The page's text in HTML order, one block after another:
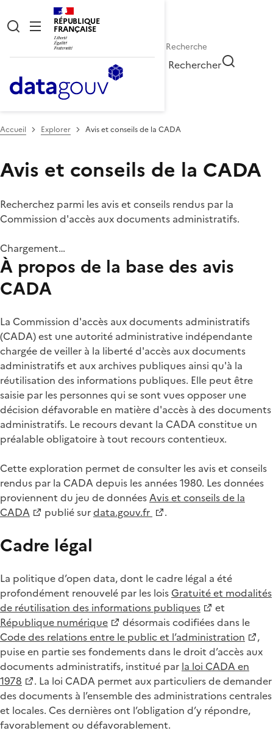
RÉPUBLIQUE
FRANÇAISE
Rechercher
Accueil Explorer Avis et conseils de la CADA
Avis et conseils de la CADA
Recherchez parmi les avis et conseils rendus par la
Commission d'accès aux documents administratifs.
Chargement…
À propos de la base des avis
CADA
La Commission d'accès aux documents administratifs
(CADA) est une autorité administrative indépendante
chargée de veiller à la liberté d'accès aux documents
administratifs et aux archives publiques ainsi qu'à la
réutilisation des informations publiques. Elle peut être
saisie par les personnes qui se sont vues opposer une
décision défavorable en matière d'accès à des documents
administratifs. Le recours devant la CADA constitue un
préalable obligatoire à tout recours contentieux.
Cette exploration permet de consulter les avis et conseils
rendus par la CADA depuis les années 1980. Les données
proviennent du jeu de donnéesAvis et conseils de la
CADA
publié surdata.gouv.fr .
Cadre légal
La politique d’open data, dont le cadre légal a été
profondément renouvelé par les loisGratuité et modalités
de réutilisation des informations publiques
et
République numérique
désormais codifiées dans le
Code des relations entre le public et l’administration
,
puise en partie ses fondements dans le droit d’accès aux
documents administratifs, institué par la loi CADA en
1978
. La loi CADA permet aux particuliers de demander
des documents à l’ensemble des administrations centrales
et locales. Ces dernières ont l’obligation d’y répondre,
favorablement ou défavorablement.